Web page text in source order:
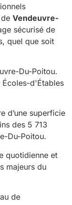
Vendeuvre-
sécurisé de
quel que soit
Du-Poitou.
Écoles-d'Étables
d’une superficie
des 5 713
Du-Poitou.
quotidienne et
majeurs du
de